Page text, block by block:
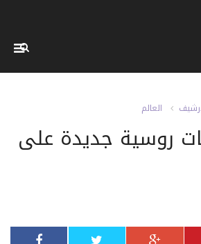
العالم
روسية جديدة على